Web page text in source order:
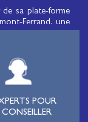
de sa plate-forme
Ferrand, une
, de matériel
de
électrique,
agricole,
POUR